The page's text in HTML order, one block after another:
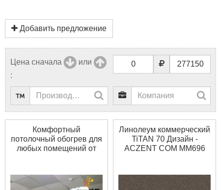
Добавить предложение
Цена сначала
или
:
Комфортный
потолочный обогрев для
любых помещений от
Линолеум коммерческий
TiTAN 70 Дизайн -
ACZENT COM MM696